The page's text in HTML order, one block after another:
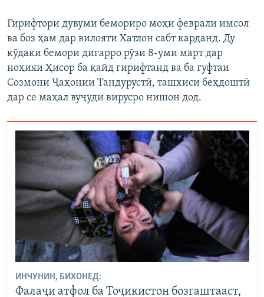
Гирифтори дувуми бемориро моҳи феврали имсол
ва боз ҳам дар вилояти Хатлон сабт карданд. Ду
кӯдаки бемори дигарро рӯзи 8-уми март дар
ноҳияи Ҳисор ба қайд гирифтанд ва ба гуфтаи
Созмони Ҷаҳонии Тандурустӣ, ташхиси беҳдоштӣ
дар се маҳал вуҷуди вирусро нишон дод.
ИНЧУНИН, БИХОНЕД:
Фалаҷи атфол ба Тоҷикистон бозгаштааст,